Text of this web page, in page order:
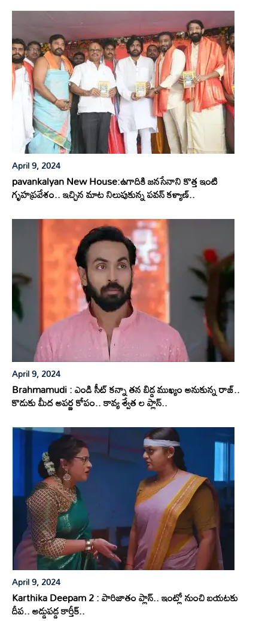
April 9, 2024
pavankalyan New House:ఉగాదికి జనసేనాని కొత్త ఇంటి
గృహప్రవేశం.. ఇచ్చిన మాట నిలుపుకున్న పవన్ కళ్యాణ్..
April 9, 2024
Brahmamudi : ఎండి సీట్ కన్నా తన బిడ్డ ముఖ్యం అనుకున్న రాజ్..
కొడుకు మీద అపర్ణ కోపం.. కావ్య శ్వేత ల ప్లాన్..
April 9, 2024
Karthika Deepam 2 : పారిజాతం ప్లాన్.. ఇంట్లో నుంచి బయటకు
దీప.. అడ్డుపడ్డ కార్తీక్..